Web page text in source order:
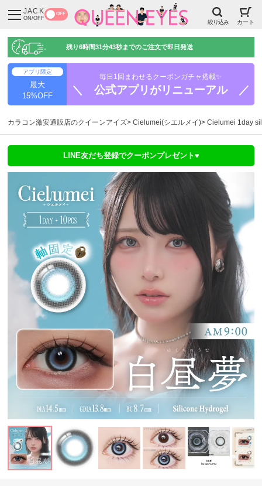
JACK
ON/OFF
OFF
絞り込み カート
残り6時間31分42秒までのご注文で即日発送
アプリ限定
最大
15%OFF
毎日1回まわせるクーポンガチャ搭載✨
＼ 公式アプリがリニューアル ／
カラコン激安通販店のクイーンアイズ Cielumei(シエルメイ) Cielumei 1day
LINE友だち登録でクーポンプレゼント♥